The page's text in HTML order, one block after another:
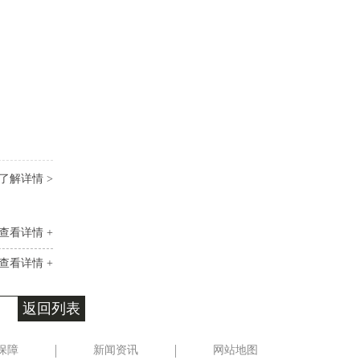
了解详情 >
看详情 +
看详情 +
返回列表
障 新闻资讯 网站地图